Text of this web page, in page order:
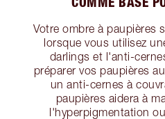
Votre ombre à paupières
lorsque vous utilisez
darlings et l'anti-
préparer vos paupières
un anti-cernes à
paupières aidera à
l'hyperpigmentation